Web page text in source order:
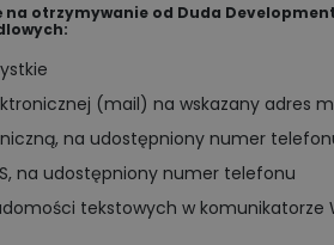
otrzymywanie od Duda Development
(mail) na wskazany adres
na udostępniony numer
na udostępniony numer telefonu
tekstowych w komunikatorze